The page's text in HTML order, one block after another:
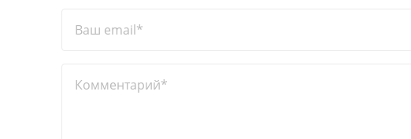
Ваш email*
Комментарий*